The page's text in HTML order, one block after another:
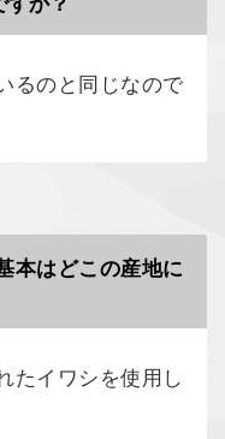
るのと同じなので
本はどこの産地に
たイワシを使用し